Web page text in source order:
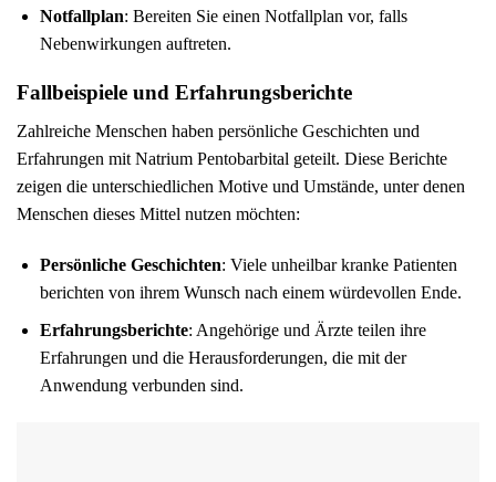
Notfallplan: Bereiten Sie einen Notfallplan vor, falls
Nebenwirkungen auftreten.
Fallbeispiele und Erfahrungsberichte
Zahlreiche Menschen haben persönliche Geschichten und
Erfahrungen mit Natrium Pentobarbital geteilt. Diese Berichte
zeigen die unterschiedlichen Motive und Umstände, unter denen
Menschen dieses Mittel nutzen möchten:
Persönliche Geschichten: Viele unheilbar kranke Patienten
berichten von ihrem Wunsch nach einem würdevollen Ende.
Erfahrungsberichte: Angehörige und Ärzte teilen ihre
Erfahrungen und die Herausforderungen, die mit der
Anwendung verbunden sind.